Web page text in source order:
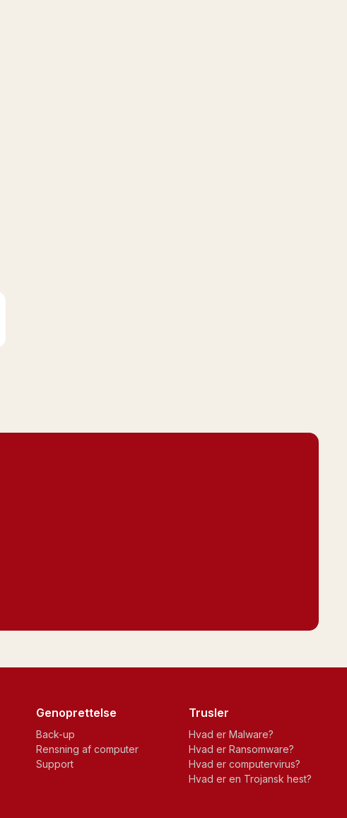
Genoprettelse
Back-up
Rensning af computer
Support
Trusler
Hvad er Malware?
Hvad er Ransomware?
Hvad er computervirus?
Hvad er en Trojansk hest?